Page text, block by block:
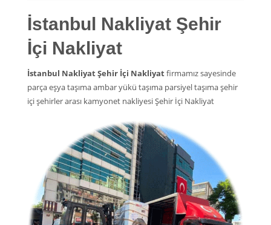
İstanbul Nakliyat Şehir
İçi Nakliyat
İstanbul Nakliyat Şehir İçi Nakliyatfirmamız sayesinde
parça eşya taşıma ambar yükü taşıma parsiyel taşıma şehir
içi şehirler arası kamyonet nakliyesi Şehir İçi Nakliyat